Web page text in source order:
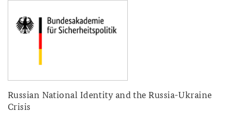
Russian National Identity and the Russia-Ukraine
Crisis